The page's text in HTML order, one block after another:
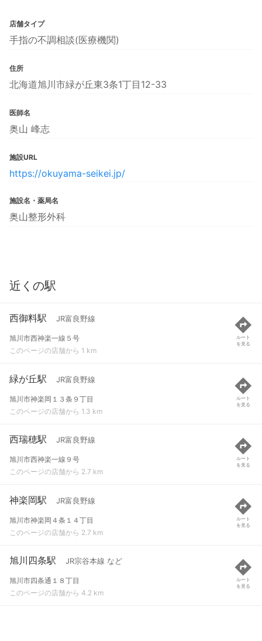
店舗タイプ
手指の不調相談(医療機関)
住所
北海道旭川市緑が丘東3条1丁目12-33
医師名
奥山 峰志
施設URL
https://okuyama-seikei.jp/
施設名・薬局名
奥山整形外科
近くの駅
西御料駅 JR富良野線
旭川市西神楽一線５号
このページの店舗から 1 km
ルート
を見る
緑が丘駅 JR富良野線
旭川市神楽岡１３条９丁目
このページの店舗から 1.3 km
ルート
を見る
西瑞穂駅 JR富良野線
旭川市西神楽一線９号
このページの店舗から 2.7 km
ルート
を見る
神楽岡駅 JR富良野線
旭川市神楽岡４条１４丁目
このページの店舗から 2.7 km
ルート
を見る
旭川四条駅 JR宗谷本線 など
旭川市四条通１８丁目
このページの店舗から 4.2 km
ルート
を見る